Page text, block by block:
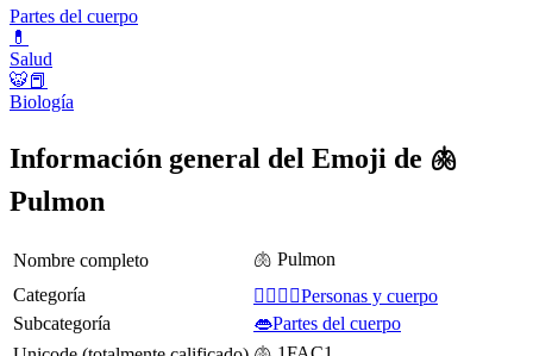
Partes del cuerpo
💊
Salud
🐯📕
Biología
Información general del Emoji de 🫁
Pulmon
Nombre completo
🫁 Pulmon
Categoría
👩‍❤️‍💋‍👨Personas y cuerpo
Subcategoría
👄Partes del cuerpo